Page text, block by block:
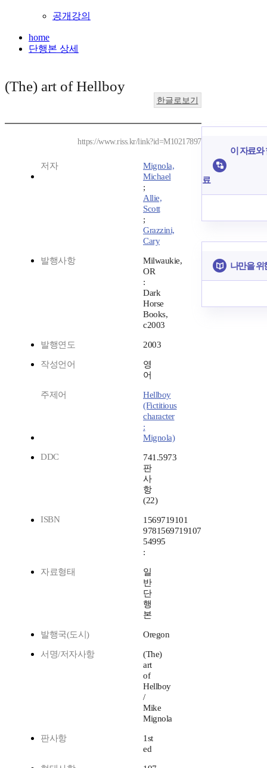
공개강의
home
단행본 상세
(The) art of Hellboy
한글로보기
https://www.riss.kr/link?id=M10217897
저자
Mignola,
Michael
;
Allie,
Scott
;
Grazzini,
Cary
발행사항
Milwaukie,
OR
:
Dark
Horse
Books,
c2003
발행연도 2003
작성언어
영
어
주제어
Hellboy
(Fictitious
character
:
Mignola)
DDC
741.5973
판
사
항
(22)
ISBN
1569719101
9781569719107
54995
:
자료형태
일
반
단
행
본
발행국(도시) Oregon
서명/저자사항
(The)
art
of
Hellboy
/
Mike
Mignola
판사항
1st
ed
이 자료와
료
나만을 위